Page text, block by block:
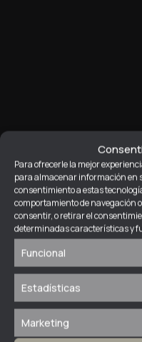
Para ofrecerle la mejor
para almacenar información en
consentimiento a estas
comportamiento de navegación
consentir, o retirar el
determinadas características y
Funcional
Estadísticas
Marketing